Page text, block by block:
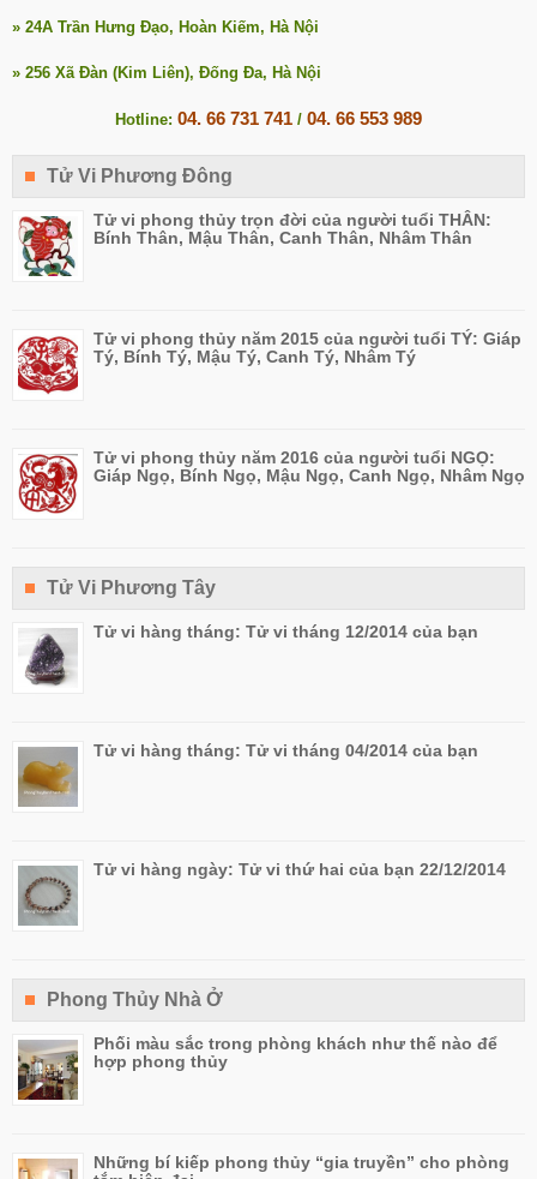
» 24A Trần Hưng Đạo, Hoàn Kiếm, Hà Nội
» 256 Xã Đàn (Kim Liên), Đống Đa, Hà Nội
Hotline: 04. 66 731 741 / 04. 66 553 989
Tử Vi Phương Đông
Tử vi phong thủy trọn đời của người tuổi THÂN:
Bính Thân, Mậu Thân, Canh Thân, Nhâm Thân
Tử vi phong thủy năm 2015 của người tuổi TÝ: Giáp
Tý, Bính Tý, Mậu Tý, Canh Tý, Nhâm Tý
Tử vi phong thủy năm 2016 của người tuổi NGỌ:
Giáp Ngọ, Bính Ngọ, Mậu Ngọ, Canh Ngọ, Nhâm Ngọ
Tử Vi Phương Tây
Tử vi hàng tháng: Tử vi tháng 12/2014 của bạn
Tử vi hàng tháng: Tử vi tháng 04/2014 của bạn
Tử vi hàng ngày: Tử vi thứ hai của bạn 22/12/2014
Phong Thủy Nhà Ở
Phối màu sắc trong phòng khách như thế nào để
hợp phong thủy
Những bí kiếp phong thủy “gia truyền” cho phòng